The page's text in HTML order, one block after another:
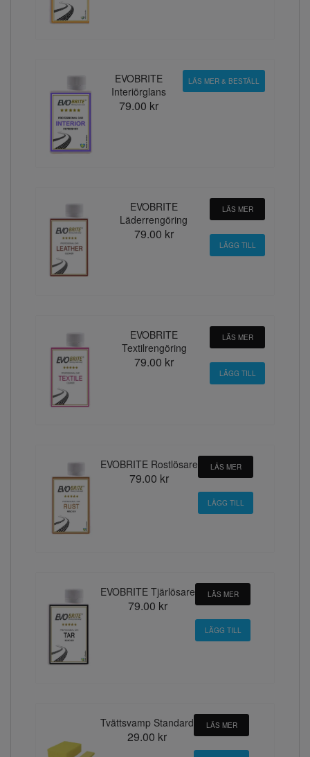
EVOBRITE
Interiörglans
79.00 kr
LÄS MER & BESTÄLL
EVOBRITE
Läderrengöring
79.00 kr
LÄS MER
EVOBRITE
Textilrengöring
79.00 kr
LÄS MER
EVOBRITE Rostlösare
79.00 kr
LÄS MER
EVOBRITE Tjärlösare
79.00 kr
LÄS MER
Tvättsvamp Standard
29.00 kr
LÄS MER